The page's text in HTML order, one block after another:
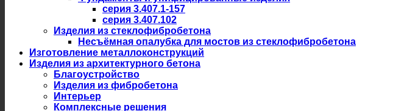
серия 3.407.1-157
серия 3.407.102
Изделия из стеклофибробетона
Несъёмная опалубка для мостов из стеклофибробетона
Изготовление металлоконструкций
Изделия из архитектурного бетона
Благоустройство
Изделия из фибробетона
Интерьер
Комплексные решения